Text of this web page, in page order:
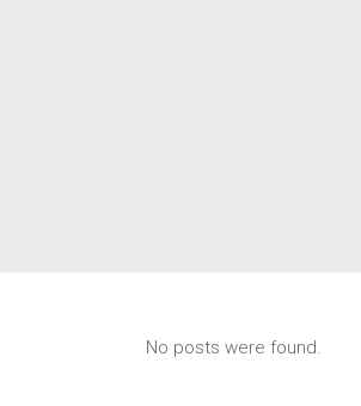
No posts were found.